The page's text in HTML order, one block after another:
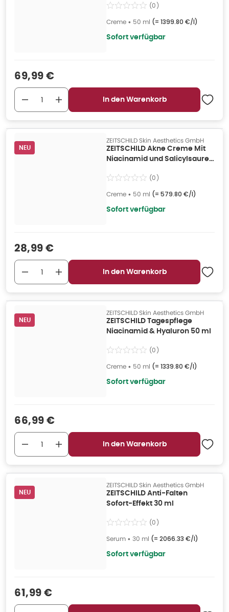
(0)
Creme • 50 ml (= 1399.80 €/l)
Sofort verfügbar
Verkaufspreis
69,99 €
In den Warenkorb
NEU
ZEITSCHILD Skin Aesthetics GmbH
ZEITSCHILD Akne Creme Mit
Niacinamid und Salicylsaure
(0)
Creme • 50 ml (= 579.80 €/l)
Sofort verfügbar
Verkaufspreis
28,99 €
In den Warenkorb
NEU
ZEITSCHILD Skin Aesthetics GmbH
ZEITSCHILD Tagespflege
Niacinamid & Hyaluron 50 ml
(0)
Creme • 50 ml (= 1339.80 €/l)
Sofort verfügbar
Verkaufspreis
66,99 €
In den Warenkorb
NEU
ZEITSCHILD Skin Aesthetics GmbH
ZEITSCHILD Anti-Falten
Sofort-Effekt 30 ml
(0)
Serum • 30 ml (= 2066.33 €/l)
Sofort verfügbar
Verkaufspreis
61,99 €